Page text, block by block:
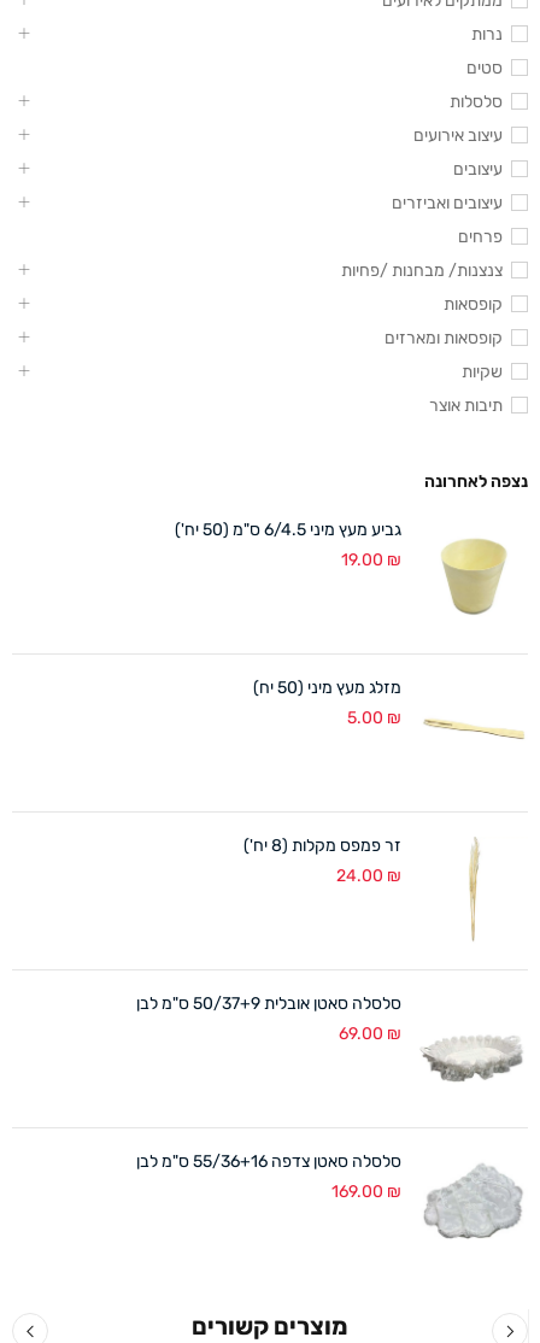
נרות
סטים
סלסלות
עיצוב אירועים
עיצובים
עיצובים ואביזרים
פרחים
צנצנות/ מבחנות /פחיות
קופסאות
קופסאות ומארזים
שקיות
תיבות אוצר
נצפה לאחרונה
גביע מעץ מיני 6/4.5 ס"מ (50 יח')
19.00 ₪
מזלג מעץ מיני (50 יח)
5.00 ₪
זר פמפס מקלות (8 יח')
24.00 ₪
סלסלה סאטן אובלית 50/37+9 ס"מ לבן
69.00 ₪
סלסלה סאטן צדפה 55/36+16 ס"מ לבן
169.00 ₪
מוצרים קשורים